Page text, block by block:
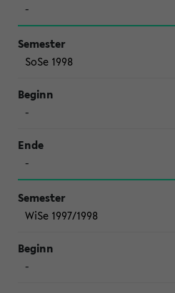
-
SoSe 1998
-
-
WiSe 1997/1998
-